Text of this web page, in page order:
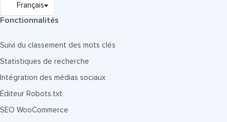
Fonctionnalités
Suivi du classement des mots clés
Statistiques de recherche
Intégration des médias sociaux
Éditeur Robots.txt
SEO WooCommerce